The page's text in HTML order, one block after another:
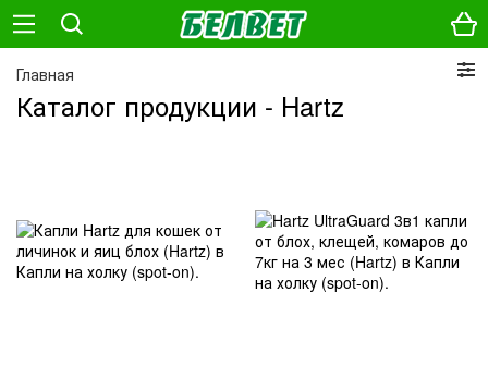
Главная
Каталог продукции - Hartz